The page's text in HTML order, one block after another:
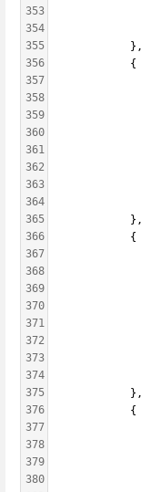
353
354
355
356
357
358
359
360
361
362
363
364
365
366
367
368
369
370
371
372
373
374
375
376
377
378
379
380
            },
            {
            },
            {
            },
            {